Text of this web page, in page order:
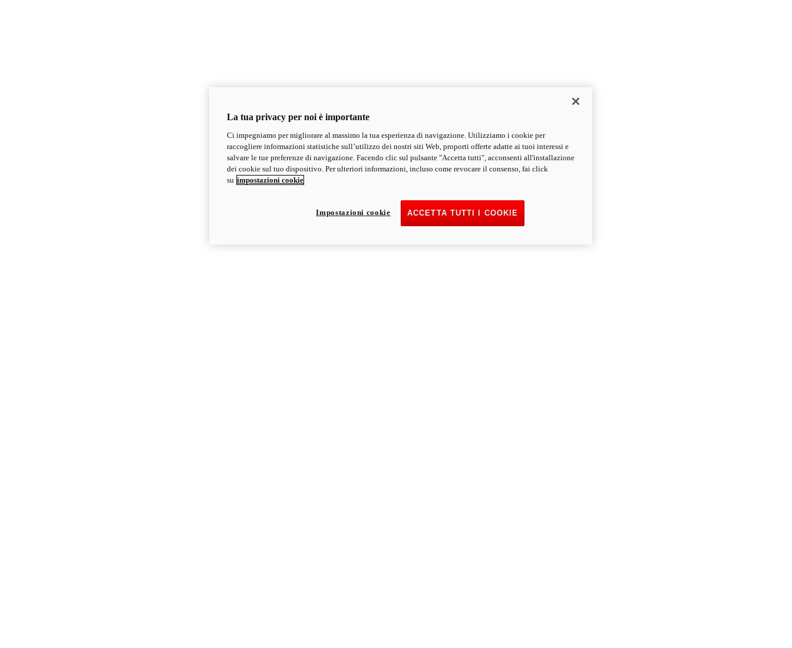
La tua privacy per noi è importante
Ci impegniamo per migliorare al massimo la tua esperienza di navigazione. Utilizziamo i cookie per
raccogliere informazioni statistiche sull’utilizzo dei nostri siti Web, proporti offerte adatte ai tuoi interessi e
salvare le tue preferenze di navigazione. Facendo clic sul pulsante "Accetta tutti", acconsenti all'installazione
dei cookie sul tuo dispositivo. Per ulteriori informazioni, incluso come revocare il consenso, fai click
su impostazioni cookie
ACCETTA TUTTI I COOKIE
Impostazioni cookie